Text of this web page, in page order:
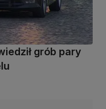
grób pary